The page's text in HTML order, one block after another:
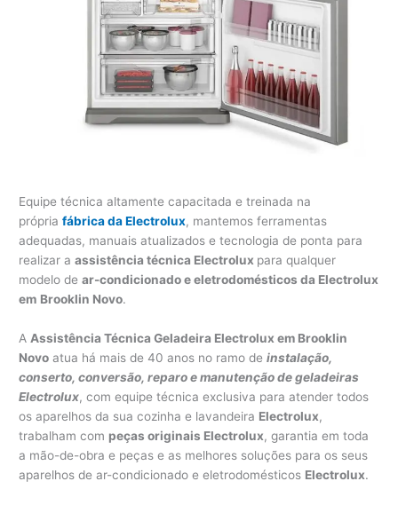
Equipe técnica altamente capacitada e treinada na
própriafábrica da Electrolux, mantemos ferramentas
adequadas, manuais atualizados e tecnologia de ponta para
realizar aassistência técnica Electrolux para qualquer
modelo dear-condicionado e eletrodomésticos da Electrolux
em Brooklin Novo.
A Assistência Técnica Geladeira Electrolux em Brooklin
Novo atua há mais de 40 anos no ramo deinstalação,
conserto, conversão, reparo e manutenção de geladeiras
Electrolux, com equipe técnica exclusiva para atender todos
os aparelhos da sua cozinha e lavandeira Electrolux,
trabalham com peças originais Electrolux, garantia em toda
a mão-de-obra e peças e as melhores soluções para os seus
aparelhos de ar-condicionado e eletrodomésticos Electrolux.